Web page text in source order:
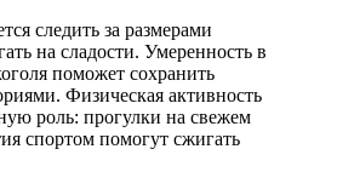
следить за размерами
на сладости. Умеренность в
поможет сохранить
Физическая активность
роль: прогулки на свежем
спортом помогут сжигать